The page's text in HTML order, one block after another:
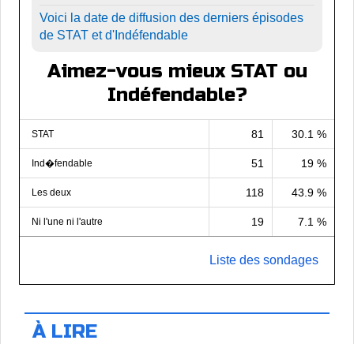
Voici la date de diffusion des derniers épisodes
de STAT et d'Indéfendable
Aimez-vous mieux STAT ou
Indéfendable?
STAT 81 30.1 %
Ind�fendable 51 19 %
Les deux 118 43.9 %
Ni l'une ni l'autre 19 7.1 %
Liste des sondages
À LIRE